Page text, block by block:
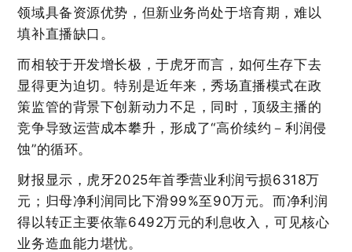
领域具备资源优势，但新业务尚处于培育期，难以
填补直播缺口。
而相较于开发增长极，于虎牙而言，如何生存下去
显得更为迫切。特别是近年来，秀场直播模式在政
策监管的背景下创新动力不足，同时，顶级主播的
竞争导致运营成本攀升，形成了“高价续约－利润侵
蚀”的循环。
财报显示，虎牙2025年首季营业利润亏损6318万
元；归母净利润同比下滑99%至90万元。而净利润
得以转正主要依靠6492万元的利息收入，可见核心
业务造血能力堪忧。